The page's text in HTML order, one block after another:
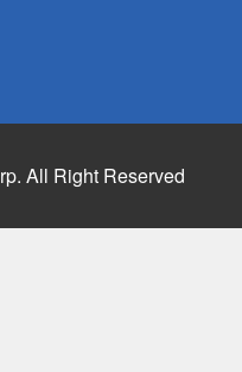
All Right Reserved